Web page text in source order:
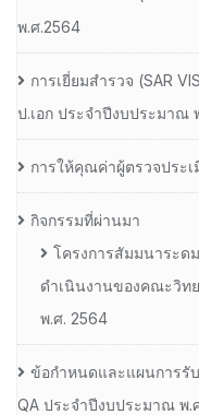
พ.ศ.2564
การเยี่ยมสํารวจ (SAR
ป.เอก ประจําปีงบประมาณ
การให้คุณค่าผู้ตรวจประเ
กิจกรรมที่ผ่านมา
โครงการสัมมนาระด
ดำเนินงานของคณะวิท
พ.ศ. 2564
ข้อกำหนดและแผนการรั
QA ประจำปีงบประมาณ พ.